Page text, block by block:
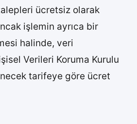
ücretsiz olarak
işlemin ayrıca bir
halinde, veri
Verileri Koruma Kurulu
tarifeye göre ücret